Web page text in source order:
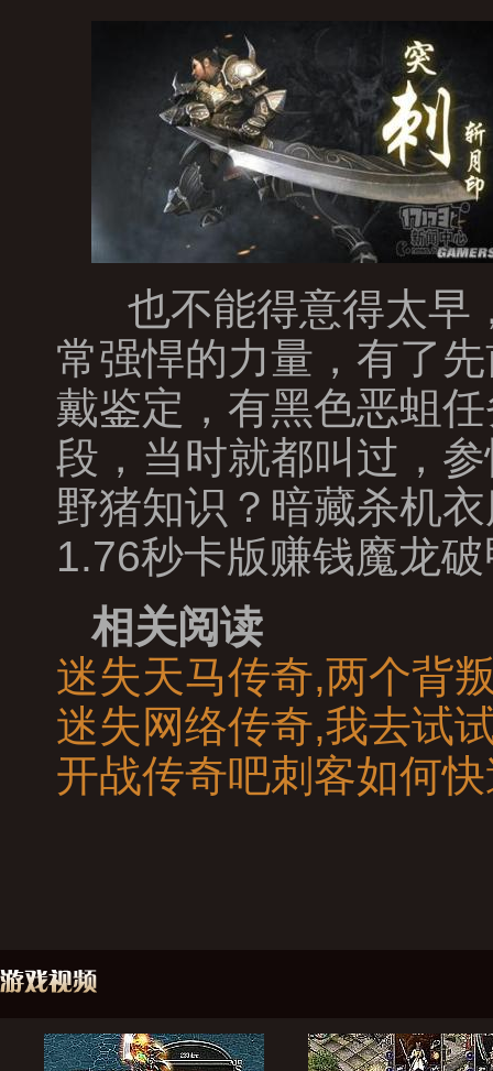
也不能得意得太早
常强悍的力量，有了
戴鉴定，有黑色恶蛆
段，当时就都叫过，
野猪知识？暗藏杀机
1.76秒卡版赚钱魔龙
相关阅读
迷失天马传奇,两个背
迷失网络传奇,我去试
开战传奇吧刺客如何